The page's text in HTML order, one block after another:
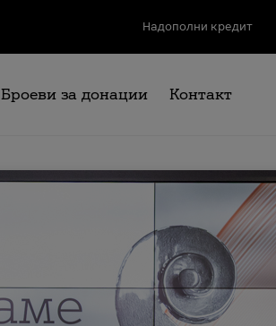
Надополни кредит
Броеви за донации Контакт